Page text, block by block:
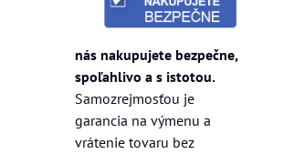
nás nakupujete bezpečne,
spoľahlivo a s istotou.
Samozrejmosťou je
garancia na výmenu a
vrátenie tovaru bez